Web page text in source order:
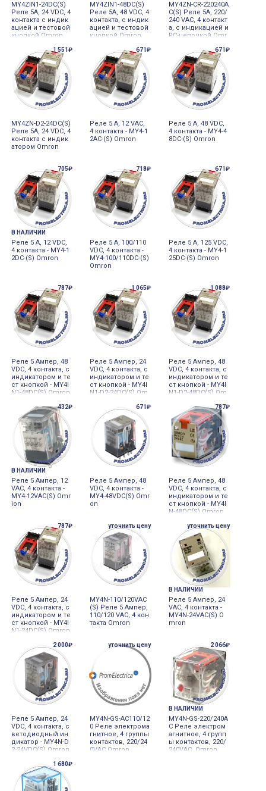
MY4ZIN1-24DC(S)
Реле 5А, 24 VDC, 4
контакта с индик
ацией и тестовой
кнопкой Omron
MY4ZIN1-48DC(S)
Реле 5А, 48 VDC, 4
контакта, с индик
ацией и тестовой
кнопкой Omron
MY4ZN-CR-220240A
C(S) Реле 5А, 220/
240 VAC, 4 контакт
а, с индикацией и
RC-цепочкой Omr
1 551₽
MY4ZN-D2-24DC(S)
Реле 5А, 24 VDC, 4
контакта с индик
атором Omron
671₽
Реле 5 А, 12 VAC,
4 контакта - MY4-1
2AC-(S) Omron
671₽
Реле 5 А, 48 VDC,
4 контакта - MY4-4
8DC-(S) Omron
705₽
В НАЛИЧИИ
Реле 5 А, 12 VDC,
4 контакта - MY4-1
2DC-(S) Omron
718₽
Реле 5 А, 100/110
VDC, 4 контакта -
MY4-100/110DC-(S)
Omron
671₽
Реле 5 А, 125 VDC,
4 контакта - MY4-1
25DC-(S) Omron
787₽
Реле 5 Ампер, 48
VDC, 4 контакта, с
индикатором и те
ст кнопкой - MY4I
N1-48DC(S) Omron
1 065₽
Реле 5 Ампер, 24
VDC, 4 контакта, с
индикатором и те
ст кнопкой - MY4I
N1-D2-24DC(S) Om
1 088₽
Реле 5 Ампер, 48
VDC, 4 контакта, с
индикатором и те
ст кнопкой - MY4I
N1-D2-48DC(S) Om
432₽
В НАЛИЧИИ
Реле 5 Ампер, 12
VAC, 4 контакта -
MY4-12VAC(S) Omr
ion
671₽
Реле 5 Ампер, 48
VDC, 4 контакта -
MY4-48VDC(S) Omr
on
787₽
Реле 5 Ампер, 48
VDC, 4 контакта, с
индикатором и те
ст кнопкой - MY4I
N-48DC(S) Omron
787₽
Реле 5 Ампер, 24
VDC, 4 контакта, с
индикатором и те
ст кнопкой - MY4I
N1-24DC(S) Omron
уточнить цену
MY4N-110/120VAC
(S) Реле 5 Ампер,
110/120 VAC, 4 кон
такта Omron
уточнить цену
В НАЛИЧИИ
Реле 5 Ампер, 24
VAC, 4 контакта -
MY4N-24VAC(S) O
mron
2 000₽
Реле 5 Ампер, 24
VDC, 4 контакта, с
ветодиодный ин
дикатор - MY4N-D
2-24VDC(S) Omron
уточнить цену
MY4N-GS-AC110/12
0 Реле электрома
гнитное, 4 группы
контактов, 220/24
0VAC Omron
2 066₽
В НАЛИЧИИ
MY4N-GS-220/240A
C Реле электром
агнитное, 4 групп
ы контактов, 220/
240VAC, Omron
1 680₽